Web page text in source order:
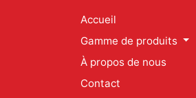
Accueil
Gamme de produits
À propos de nous
Contact